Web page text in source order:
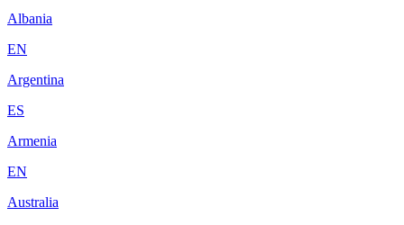
Albania
EN
Argentina
ES
Armenia
EN
Australia